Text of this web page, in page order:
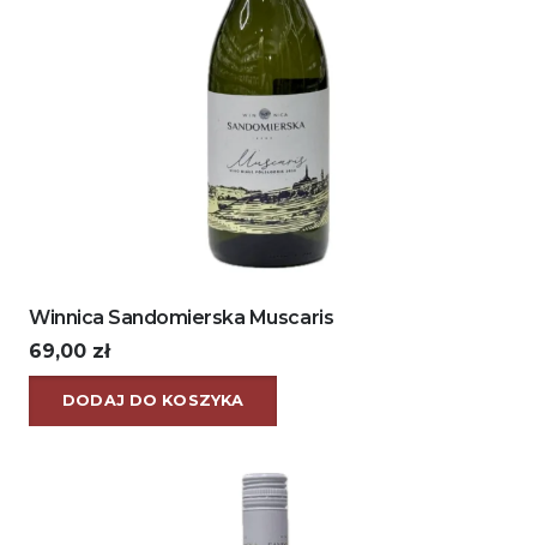
Winnica Sandomierska Muscaris
69,00 zł
DODAJ DO KOSZYKA